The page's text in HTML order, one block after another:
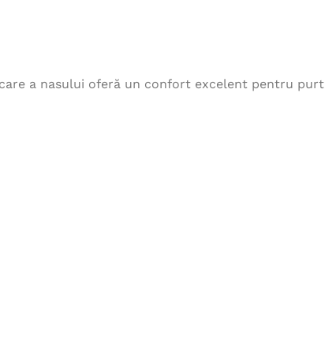
a nasului oferă un confort excelent pentru